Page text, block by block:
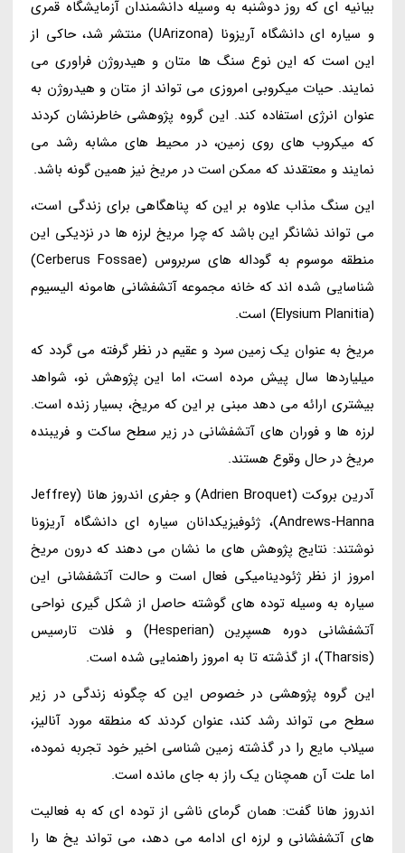
بیانیه ای که روز دوشنبه به وسیله دانشمندان آزمایشگاه قمری
و سیاره ای دانشگاه آریزونا (UArizona) منتشر شد، حاکی از
این است که این نوع سنگ ها متان و هیدروژن فراوری می
نمایند. حیات میکروبی امروزی می تواند از متان و هیدروژن به
عنوان انرژی استفاده کند. این گروه پژوهشی خاطرنشان کردند
که میکروب های روی زمین، در محیط های مشابه رشد می
نمایند و معتقدند که ممکن است در مریخ نیز همین گونه باشد.
این سنگ مذاب علاوه بر این که پناهگاهی برای زندگی است،
می تواند نشانگر این باشد که چرا مریخ لرزه ها در نزدیکی این
منطقه موسوم به گوداله های سربروس (Cerberus Fossae)
شناسایی شده اند که خانه مجموعه آتشفشانی هامونه الیسیوم
(Elysium Planitia) است.
مریخ به عنوان یک زمین سرد و عقیم در نظر گرفته می گردد که
میلیاردها سال پیش مرده است، اما این پژوهش نو، شواهد
بیشتری ارائه می دهد مبنی بر این که مریخ، بسیار زنده است.
لرزه ها و فوران های آتشفشانی در زیر سطح ساکت و فریبنده
مریخ در حال وقوع هستند.
آدرین بروکت (Adrien Broquet) و جفری اندروز هانا (Jeffrey
Andrews-Hanna)، ژئوفیزیکدانان سیاره ای دانشگاه آریزونا
نوشتند: نتایج پژوهش های ما نشان می دهند که درون مریخ
امروز از نظر ژئودینامیکی فعال است و حالت آتشفشانی این
سیاره به وسیله توده های گوشته حاصل از شکل گیری نواحی
آتشفشانی دوره هسپرین (Hesperian) و فلات تارسیس
(Tharsis)، از گذشته تا به امروز راهنمایی شده است.
این گروه پژوهشی در خصوص این که چگونه زندگی در زیر
سطح می تواند رشد کند، عنوان کردند که منطقه مورد آنالیز،
سیلاب مایع را در گذشته زمین شناسی اخیر خود تجربه نموده،
اما علت آن همچنان یک راز به جای مانده است.
اندروز هانا گفت: همان گرمای ناشی از توده ای که به فعالیت
های آتشفشانی و لرزه ای ادامه می دهد، می تواند یخ ها را